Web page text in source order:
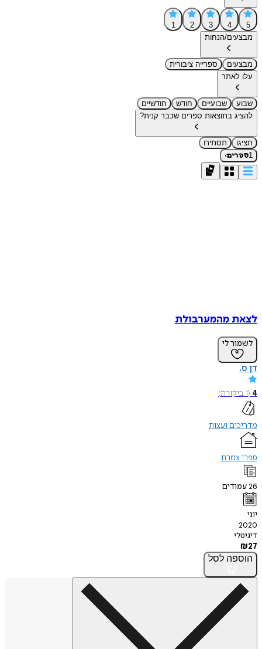
5
4
3
2
1
מבצעים/הנחות
מבצעים
ספרייה ציבורית
עלו לאתר
שבוע שבועיים חודש
חודשיים
להציג בתוצאות ספרים שכבר קנית?
תציגו
תסתירו
1ספרים›
לצאת מהמערבולת
לשמור לי
דן ס.
4
(
1ביקורת)
מדריכים ועצות
ספרי צמרת
26עמודים
יוני
2020
דיגיטלי
₪27
הוספה לסל